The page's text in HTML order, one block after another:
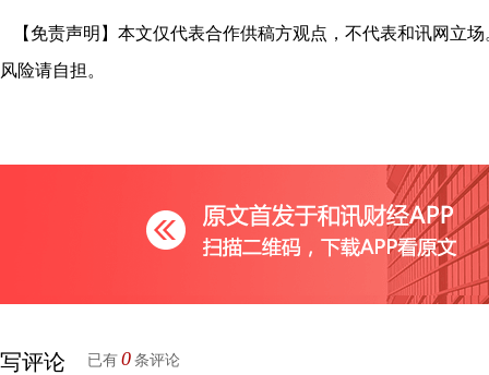
【免责声明】本文仅代表合作供稿方观点，不代表和讯网立
风险请自担。
写评论 已有 0 条评论